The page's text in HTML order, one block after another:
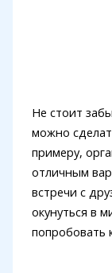
Не стоит
можно
примеру,
отличным
встречи с
окунуться в
попробовать